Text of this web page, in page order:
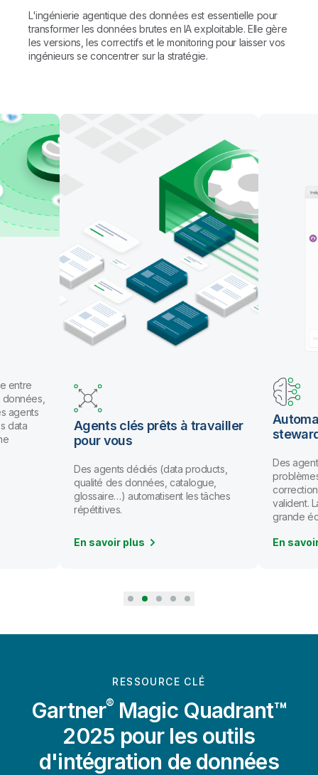
de vos données
Les règles personnalisées et les agents IA détectent
et profilent les problèmes de qualité, puis proposent
Automatisez la gestion du data warehouse,
des lakehouses et du data lake prêt pour l'IA
avec des agents de codage comme Claude Code
et GitHub Copilot, ou utilisez l'assistant IA de Qlik
pour travailler en langage naturel.
L'ingénierie agentique des données est essentielle pour
transformer les données brutes en IA exploitable. Elle gère
les versions, les correctifs et le monitoring pour laisser vos
ingénieurs se concentrer sur la stratégie.
entre
agents
data
Agents clés prêts à travailler
pour vous
Des agents dédiés (data products,
qualité des données, catalogue,
glossaire…) automatisent les tâches
répétitives.
En savoir plus
Des
valident.
grande
En
RESSOURCE CLÉ
Gartner® Magic Quadrant™
2025 pour les outils
d'intégration de données